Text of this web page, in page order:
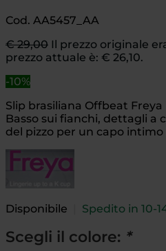
Cod. AA5457_AA
€29,00 Il prezzo originale
prezzo attuale è: € 26,10.
-10%
Slip brasiliana Offbeat Freya
Basso sui fianchi, dettagli a
del pizzo per un capo
Disponibile Spedito in 10-
Scegli il colore: *